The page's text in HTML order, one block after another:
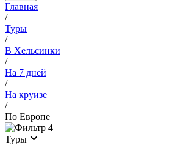
Главная
/
Туры
/
В Хельсинки
/
На 7 дней
/
На круизе
/
По Европе
4
Туры